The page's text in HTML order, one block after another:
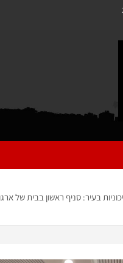
שמש בכלל והחרדית בפרט
בעיר: סניף ראשון בבית של